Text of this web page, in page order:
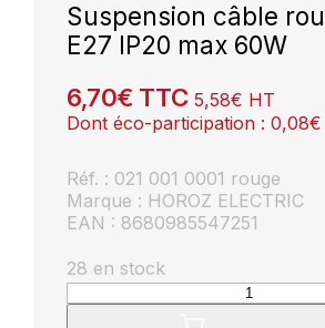
Suspension câble
E27 IP20 max 60W
6,70€ TTC 5,58€ HT
Dont éco-participation : 0,08€
Réf. : 021 001 0001 rouge
Marque : HOROZ ELECTRIC
EAN : 8680985547251
28 en stock
quantité
de